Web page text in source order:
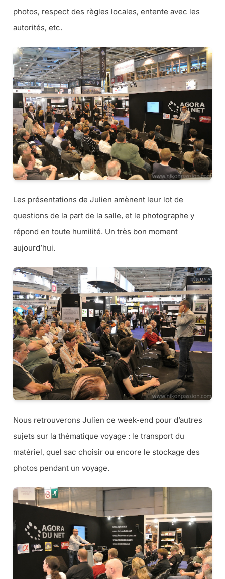
photos, respect des règles locales, entente avec les
autorités, etc.
Les présentations de Julien amènent leur lot de
questions de la part de la salle, et le photographe y
répond en toute humilité. Un très bon moment
aujourd’hui.
Nous retrouverons Julien ce week-end pour d’autres
sujets sur la thématique voyage : le transport du
matériel, quel sac choisir ou encore le stockage des
photos pendant un voyage.